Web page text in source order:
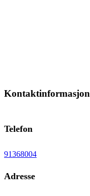
Kontaktinformasjon
Telefon
91368004
Adresse